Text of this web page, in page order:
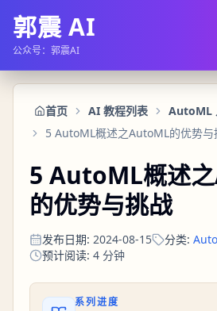
郭震 AI
公众号：郭震AI
首页 AI 教程列表
AutoML
5 AutoML概述之AutoML的优势与
5 AutoML概述
的优势与挑战
发布日期: 2024-08-15 分类:
预计阅读: 4 分钟
系列进度